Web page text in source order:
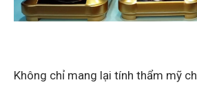
Không chỉ mang lại tính thẩm mỹ